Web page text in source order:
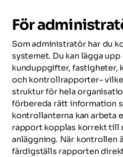
För
Som administratör har du
systemet. Du kan lägga
kunduppgifter, fastigheter,
och kontrollrapporter–
struktur för hela
förbereda rätt information
kontrollanterna kan arbeta
rapport kopplas korrekt till
anläggning. När kontrollen
färdigställs rapporten